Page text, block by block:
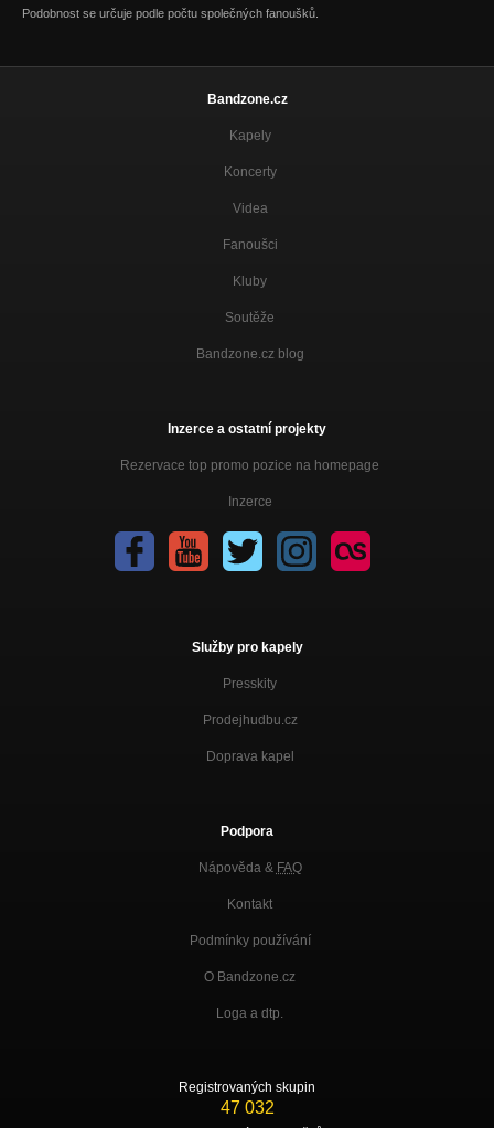
Podobnost se určuje podle počtu společných fanoušků.
Bandzone.cz
Kapely
Koncerty
Videa
Fanoušci
Kluby
Soutěže
Bandzone.cz blog
Inzerce a ostatní projekty
Rezervace top promo pozice na homepage
Inzerce
Služby pro kapely
Presskity
Prodejhudbu.cz
Doprava kapel
Podpora
Nápověda & FAQ
Kontakt
Podmínky používání
O Bandzone.cz
Loga a dtp.
Registrovaných skupin
47 032